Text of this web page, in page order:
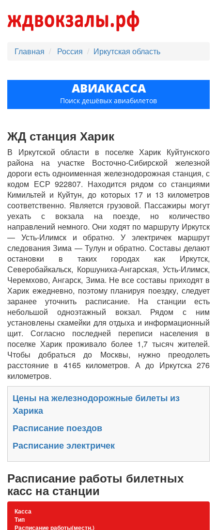
Главная Россия Иркутская область
АВИАКАССА
Поиск дешёвых авиабилетов
ЖД станция Харик
В Иркутской области в поселке Харик Куйтунского
района на участке Восточно-Сибирской железной
дороги есть одноименная железнодорожная станция, с
кодом ЕСР 922807. Находится рядом со станциями
Кимильтей и Куйтун, до которых 17 и 13 километров
соответственно. Является грузовой. Пассажиры могут
уехать с вокзала на поезде, но количество
направлений немного. Они ходят по маршруту Иркутск
— Усть-Илимск и обратно. У электричек маршрут
следования Зима — Тулун и обратно. Составы делают
остановки в таких городах как Иркутск,
Северобайкальск, Коршуниха-Ангарская, Усть-Илимск,
Черемхово, Ангарск, Зима. Не все составы приходят в
Харик ежедневно, поэтому планируя поездку, следует
заранее уточнить расписание. На станции есть
небольшой одноэтажный вокзал. Рядом с ним
установлены скамейки для отдыха и информационный
щит. Согласно последней переписи населения в
поселке Харик проживало более 1,7 тысяч жителей.
Чтобы добраться до Москвы, нужно преодолеть
расстояние в 4165 километров. А до Иркутска 276
километров.
Цены на железнодорожные билеты из
Харика
Расписание поездов
Расписание электричек
Расписание работы билетных
касс на станции
Касса
Тип
Расписание работы(местн.)